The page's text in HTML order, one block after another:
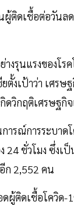
ผู้ติดเชื้อต่อวัน
างรุนแรงของโ
ตั้งเป้าว่า เศ
วิกฤติเศรษฐกิจ
ารณ์การระบา
24 ชั่วโมง ซึ่ง
ก 2,552 คน
ดผู้ติดเชื้อโควิ